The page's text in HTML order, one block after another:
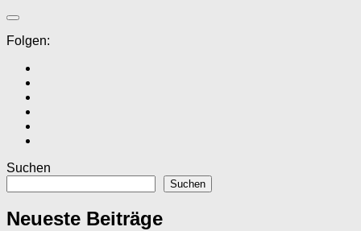
Folgen:
Suchen
Suchen
Neueste Beiträge